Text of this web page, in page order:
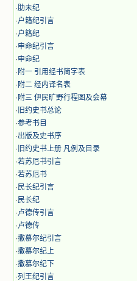
·肋未纪
·户籍纪引言
·户籍纪
·申命纪引言
·申命纪
· 附一 引用经书简字表
· 附二 经内译名表
· 附三 伊民旷野行程图及会幕
· 旧约史书总论
·参考书目
·出版及史书序
· 旧约史书上册 凡例及目录
·若苏厄书引言
·若苏厄书
· 民长纪引言
· 民长纪
·卢德传引言
·卢德传
·撒慕尔纪引言
·撒慕尔纪上
·撒慕尔纪下
·列王纪引言